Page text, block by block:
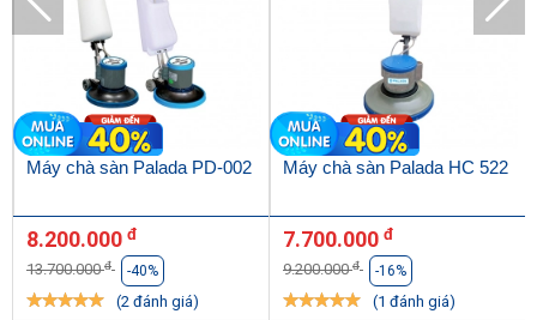
Máy chà sàn Palada PD-002
8.200.000 đ
13.700.000đ -40%
(2 đánh giá)
Máy chà sàn Palada HC 522
7.700.000 đ
9.200.000đ -16%
(1 đánh giá)